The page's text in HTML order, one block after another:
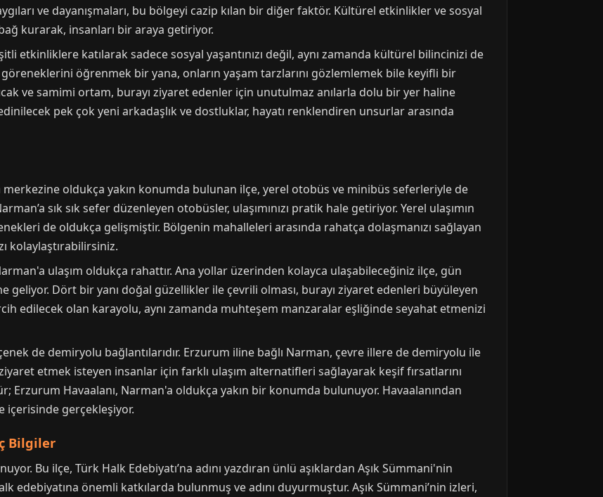
ve dayanışmaları, bu bölgeyi cazip kılan bir diğer faktör. Kültürel etkinlikler ve sosyal
kurarak, insanları bir araya getiriyor.
etkinliklere katılarak sadece sosyal yaşantınızı değil, aynı zamanda kültürel bilincinizi de
öğrenmek bir yana, onların yaşam tarzlarını gözlemlemek bile keyifli bir
ve samimi ortam, burayı ziyaret edenler için unutulmaz anılarla dolu bir yer haline
pek çok yeni arkadaşlık ve dostluklar, hayatı renklendiren unsurlar arasında
merkezine oldukça yakın konumda bulunan ilçe, yerel otobüs ve minibüs seferleriyle de
sık sık sefer düzenleyen otobüsler, ulaşımınızı pratik hale getiriyor. Yerel ulaşımın
de oldukça gelişmiştir. Bölgenin mahalleleri arasında rahatça dolaşmanızı sağlayan
kolaylaştırabilirsiniz.
ulaşım oldukça rahattır. Ana yollar üzerinden kolayca ulaşabileceğiniz ilçe, gün
Dört bir yanı doğal güzellikler ile çevrili olması, burayı ziyaret edenleri büyüleyen
edilecek olan karayolu, aynı zamanda muhteşem manzaralar eşliğinde seyahat etmenizi
de demiryolu bağlantılarıdır. Erzurum iline bağlı Narman, çevre illere de demiryolu ile
etmek isteyen insanlar için farklı ulaşım alternatifleri sağlayarak keşif fırsatlarını
Erzurum Havaalanı, Narman'a oldukça yakın bir konumda bulunuyor. Havaalanından
içerisinde gerçekleşiyor.
Bilgiler
Bu ilçe, Türk Halk Edebiyatı’na adını yazdıran ünlü aşıklardan Aşık Sümmani'nin
edebiyatına önemli katkılarda bulunmuş ve adını duyurmuştur. Aşık Sümmani’nin izleri,